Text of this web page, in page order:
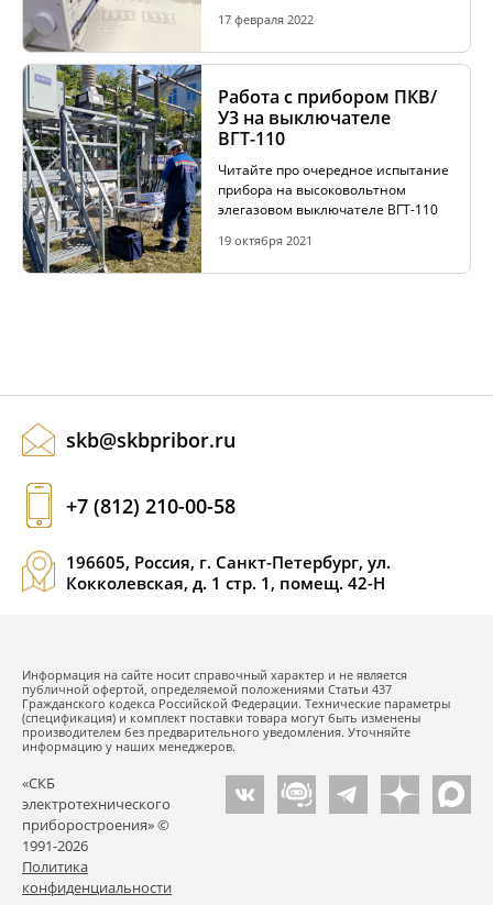
17 февраля 2022
Работа с прибором ПКВ/
У3 на выключателе
ВГТ-110
Читайте про очередное испытание
прибора на высоковольтном
элегазовом выключателе ВГТ-110
19 октября 2021
skb@skbpribor.ru
+7 (812) 210-00-58
196605, Россия, г. Санкт-Петербург, ул.
Кокколевская, д. 1 стр. 1, помещ. 42-Н
Информация на сайте носит справочный характер и не является
публичной офертой, определяемой положениями Статьи 437
Гражданского кодекса Российской Федерации. Технические параметры
(спецификация) и комплект поставки товара могут быть изменены
производителем без предварительного уведомления. Уточняйте
информацию у наших менеджеров.
«СКБ
электротехнического
приборостроения» ©
1991-2026
Политика
конфиденциальности